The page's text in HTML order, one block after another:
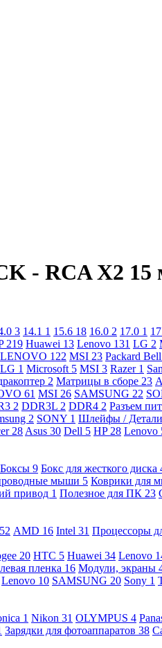
- RCA X2 15
3 14.1 1 15.6 18 16.0 2 17.0 1
219 Huawei 13 Lenovo 131 LG 2
LENOVO 122 MSI 23 Packard Bell
LG 1 Microsoft 5 MSI 3 Razer 1
2 Матрицы в сборе 23
61 MSI 26 SAMSUNG 22
2 DDR3L 2 DDR4 2 Разъем
2 SONY 1 Шлейфы / Детали
28 Asus 30 Dell 5 HP 28 Lenovo
9 Бокс для жесткого диска
мыши 5 Коврики для
привод 1 Полезное для ПК 23
52 AMD 16 Intel 31 Процессоры
20 HTC 5 Huawei 34 Lenovo
пленка 16 Модули, экраны
Lenovo 10 SAMSUNG 20 Sony 1
1 Nikon 31 OLYMPUS 4
Зарядки для фотоаппаратов 38